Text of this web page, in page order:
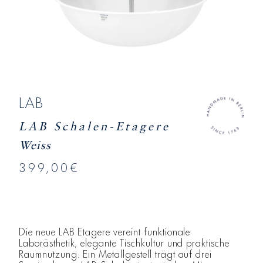
LAB
LAB Schalen-Etagere
Weiss
399,00€
Die neue LAB Etagere vereint funktionale
Laborästhetik, elegante Tischkultur und praktische
Raumnutzung. Ein Metallgestell trägt auf drei